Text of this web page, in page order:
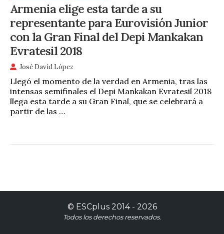
Armenia elige esta tarde a su
representante para Eurovisión Junior
con la Gran Final del Depi Mankakan
Evratesil 2018
José David López
Llegó el momento de la verdad en Armenia, tras las
intensas semifinales el Depi Mankakan Evratesil 2018
llega esta tarde a su Gran Final, que se celebrará a
partir de las …
© ESCplus2014 - 2026
Todos los derechos reservados.